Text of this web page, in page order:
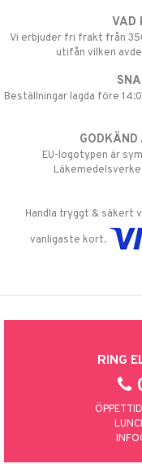
VAD
Vi erbjuder fri frakt från
utifån vilken
Beställningar lagda före
EU-logotypen är
Handla tryggt & säkert
vanligaste kort.
RING